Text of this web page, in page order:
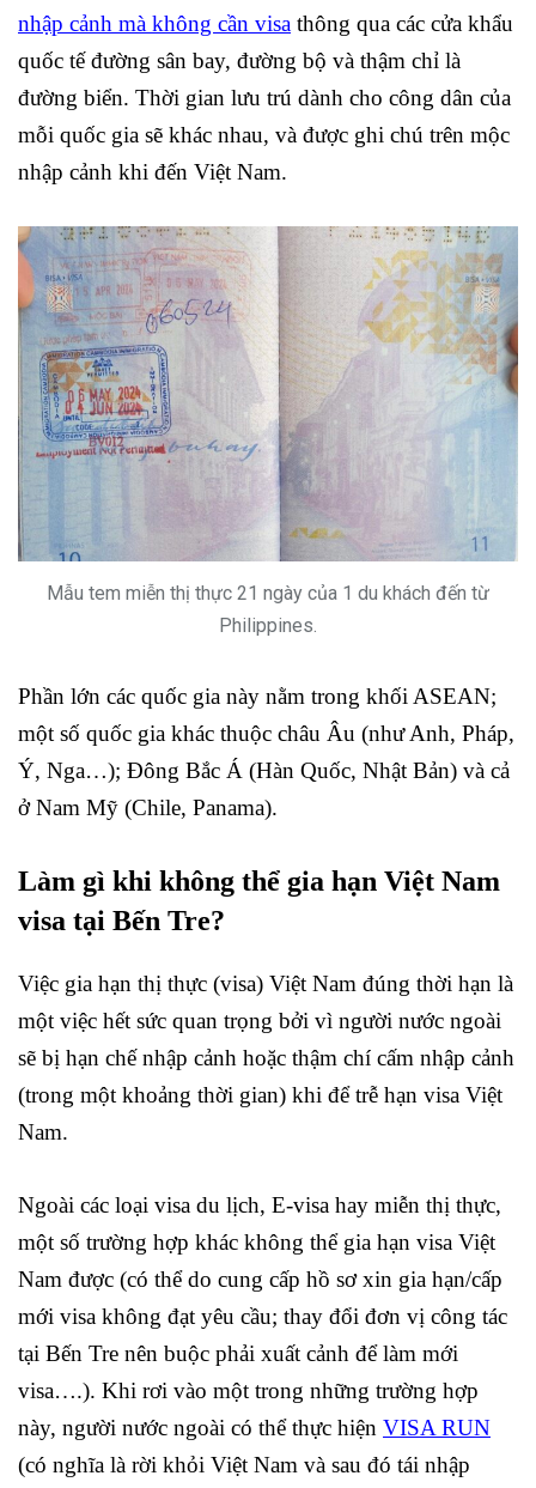
nhập cảnh mà không cần visa thông qua các cửa khẩu
quốc tế đường sân bay, đường bộ và thậm chỉ là
đường biển. Thời gian lưu trú dành cho công dân của
mỗi quốc gia sẽ khác nhau, và được ghi chú trên mộc
nhập cảnh khi đến Việt Nam.
Mẫu tem miễn thị thực 21 ngày của 1 du khách đến từ
Philippines.
Phần lớn các quốc gia này nằm trong khối ASEAN;
một số quốc gia khác thuộc châu Âu (như Anh, Pháp,
Ý, Nga…); Đông Bắc Á (Hàn Quốc, Nhật Bản) và cả
ở Nam Mỹ (Chile, Panama).
Làm gì khi không thể gia hạn Việt Nam
visa tại Bến Tre?
Việc gia hạn thị thực (visa) Việt Nam đúng thời hạn là
một việc hết sức quan trọng bởi vì người nước ngoài
sẽ bị hạn chế nhập cảnh hoặc thậm chí cấm nhập cảnh
(trong một khoảng thời gian) khi để trễ hạn visa Việt
Nam.
Ngoài các loại visa du lịch, E-visa hay miễn thị thực,
một số trường hợp khác không thể gia hạn visa Việt
Nam được (có thể do cung cấp hồ sơ xin gia hạn/cấp
mới visa không đạt yêu cầu; thay đổi đơn vị công tác
tại Bến Tre nên buộc phải xuất cảnh để làm mới
visa….). Khi rơi vào một trong những trường hợp
này, người nước ngoài có thể thực hiện VISA RUN
(có nghĩa là rời khỏi Việt Nam và sau đó tái nhập